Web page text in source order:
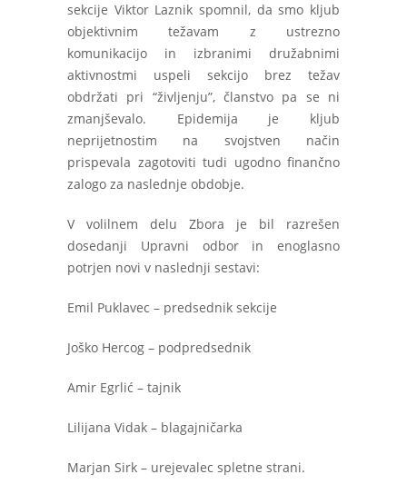
sekcije Viktor Laznik spomnil, da smo kljub
objektivnim težavam z ustrezno
komunikacijo in izbranimi družabnimi
aktivnostmi uspeli sekcijo brez težav
obdržati pri “življenju”, članstvo pa se ni
zmanjševalo. Epidemija je kljub
neprijetnostim na svojstven način
prispevala zagotoviti tudi ugodno finančno
zalogo za naslednje obdobje.
V volilnem delu Zbora je bil razrešen
dosedanji Upravni odbor in enoglasno
potrjen novi v naslednji sestavi:
Emil Puklavec – predsednik sekcije
Joško Hercog – podpredsednik
Amir Egrlić – tajnik
Lilijana Vidak – blagajničarka
Marjan Sirk – urejevalec spletne strani.